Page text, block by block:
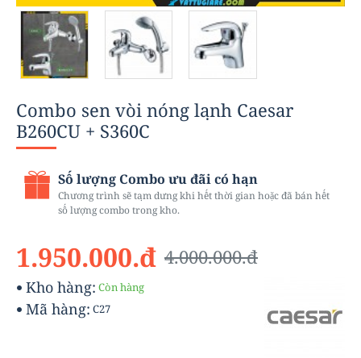
Combo sen vòi nóng lạnh Caesar
B260CU + S360C
Kho hàng: Còn hàng
Mã hàng: C27
1.950.000.đ 4.000.000.đ
Số lượng Combo ưu đãi có hạn
Chương trình sẽ tạm dưng khi hết thời gian hoặc đã bán hết
số lượng combo trong kho.